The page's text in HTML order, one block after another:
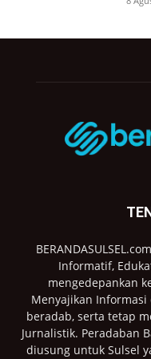
Informatif,
mengedepankan
Menyajikan
beradab, serta tetap
Jurnalistik. Peradaban
diusung untuk Sulsel